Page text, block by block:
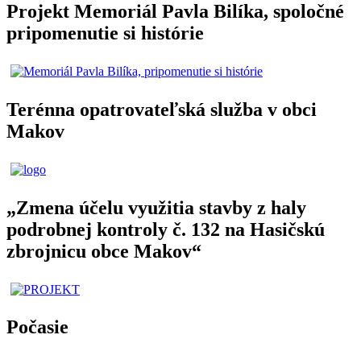
Projekt Memoriál Pavla Bilíka, spoločné
pripomenutie si histórie
Terénna opatrovateľská služba v obci
Makov
„Zmena účelu využitia stavby z haly
podrobnej kontroly č. 132 na Hasičskú
zbrojnicu obce Makov“
Počasie